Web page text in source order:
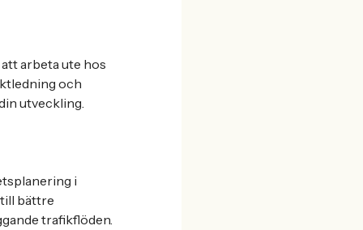
arbeta ute hos
och
utveckling.
i
bättre
trafikflöden.